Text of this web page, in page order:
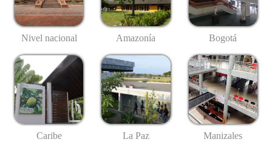
Nivel nacional Amazonía Bogotá
Caribe La Paz Manizales